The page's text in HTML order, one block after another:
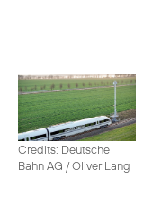
Credits: Deutsche
Bahn AG / Oliver Lang